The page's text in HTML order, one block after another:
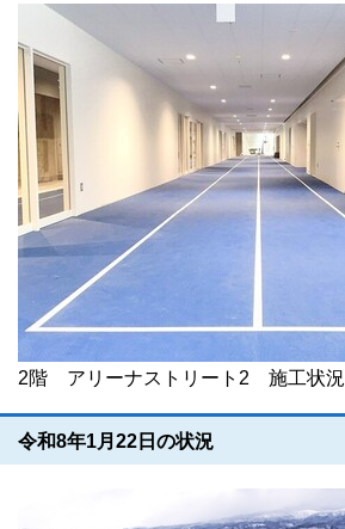
2階 アリーナストリート2 施工状況
令和8年1月22日の状況